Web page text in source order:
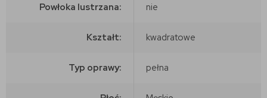
Powłoka lustrzana: nie
Kształt: kwadratowe
Typ oprawy: pełna